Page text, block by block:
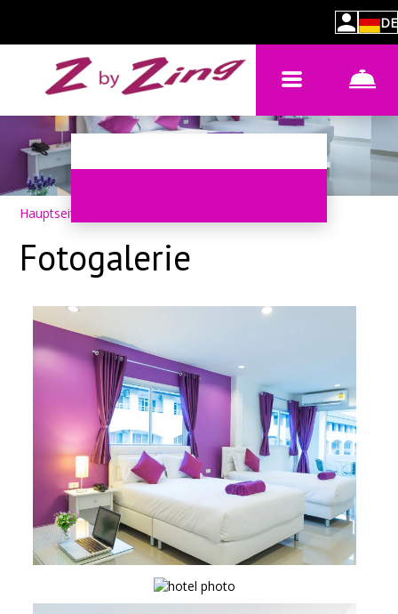
DE
Hauptseite
Fotogalerie